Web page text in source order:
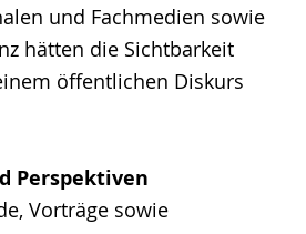
und Fachmedien sowie
hätten die Sichtbarkeit
öffentlichen Diskurs
Perspektiven
Vorträge sowie